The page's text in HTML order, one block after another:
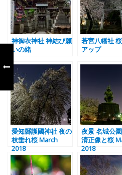
神御衣神社 神結び願
いの緒
若宮八幡社
アップ
愛知縣護國神社 夜の
枝垂れ桜 March
2018
夜景 名城公
清正像と桜
2018